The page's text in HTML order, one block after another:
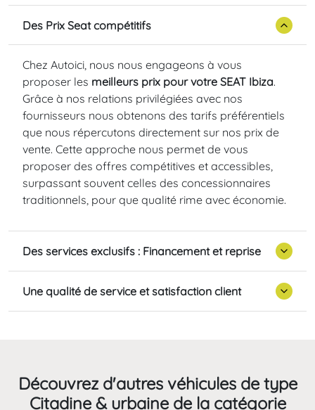
Des Prix Seat compétitifs
Chez Autoici, nous nous engageons à vous
proposer les meilleurs prix pour votre SEAT Ibiza.
Grâce à nos relations privilégiées avec nos
fournisseurs nous obtenons des tarifs préférentiels
que nous répercutons directement sur nos prix de
vente. Cette approche nous permet de vous
proposer des offres compétitives et accessibles,
surpassant souvent celles des concessionnaires
traditionnels, pour que qualité rime avec économie.
Des services exclusifs : Financement et reprise
Une qualité de service et satisfaction client
Découvrez d'autres véhicules de type
Citadine & urbaine de la catégorie